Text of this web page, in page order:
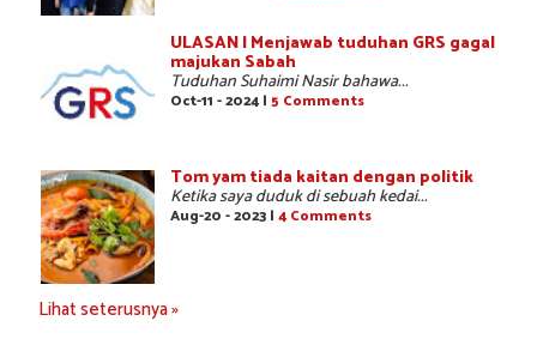
ULASAN | Menjawab tuduhan GRS gagal
majukan Sabah
Tuduhan Suhaimi Nasir bahawa...
Oct-11 - 2024 | 5 Comments
Tom yam tiada kaitan dengan politik
Ketika saya duduk di sebuah kedai...
Aug-20 - 2023 | 4 Comments
Lihat seterusnya »